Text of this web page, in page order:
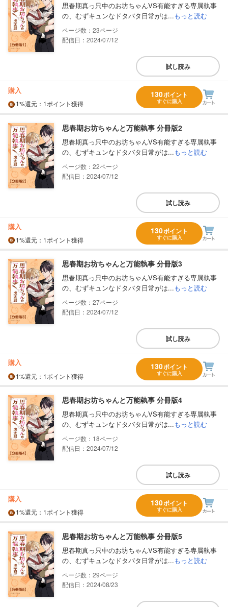
思春期真っ只中のお坊ちゃんVS有能すぎる専属執事
の、むずキュンなドタバタ日常がは...もっと読む
23
配信日：2024/07/12
試し読み
購入
1%還元 ：1ポイント獲得
130ポイント
すぐに購入
思春期お坊ちゃんと万能執事 分冊版2
思春期真っ只中のお坊ちゃんVS有能すぎる専属執事
の、むずキュンなドタバタ日常がは...もっと読む
22
配信日：2024/07/12
試し読み
購入
1%還元 ：1ポイント獲得
130ポイント
すぐに購入
思春期お坊ちゃんと万能執事 分冊版3
思春期真っ只中のお坊ちゃんVS有能すぎる専属執事
の、むずキュンなドタバタ日常がは...もっと読む
27
配信日：2024/07/12
試し読み
購入
1%還元 ：1ポイント獲得
130ポイント
すぐに購入
思春期お坊ちゃんと万能執事 分冊版4
思春期真っ只中のお坊ちゃんVS有能すぎる専属執事
の、むずキュンなドタバタ日常がは...もっと読む
18
配信日：2024/07/12
試し読み
購入
1%還元 ：1ポイント獲得
130ポイント
すぐに購入
思春期お坊ちゃんと万能執事 分冊版5
思春期真っ只中のお坊ちゃんVS有能すぎる専属執事
の、むずキュンなドタバタ日常がは...もっと読む
29
配信日：2024/08/23